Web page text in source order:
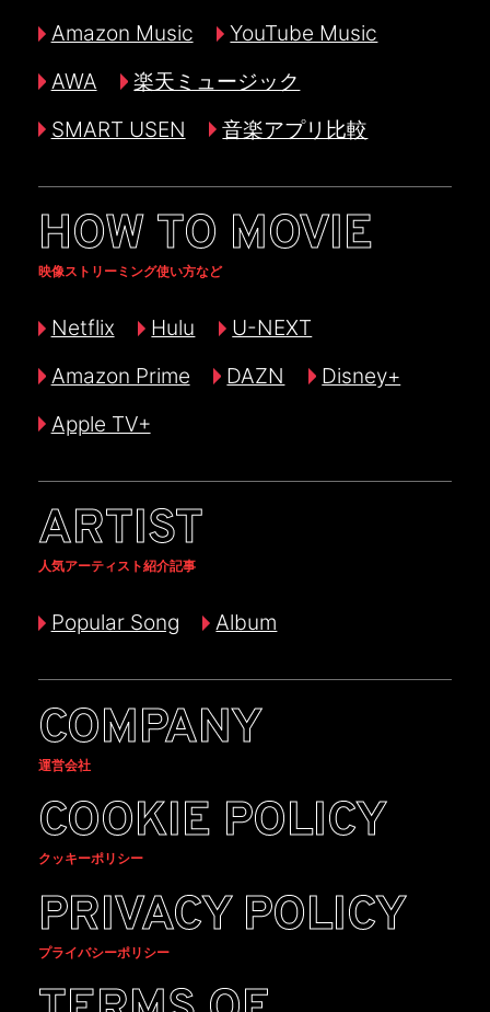
Amazon Music
YouTube Music
AWA
楽天ミュージック
SMART USEN
音楽アプリ比較
HOW TO MOVIE
映像ストリーミング使い方など
Netflix Hulu
U-NEXT
Amazon Prime
DAZN
Disney+
Apple TV+
ARTIST
人気アーティスト紹介記事
Popular Song Album
COMPANY
運営会社
COOKIE POLICY
クッキーポリシー
PRIVACY POLICY
プライバシーポリシー